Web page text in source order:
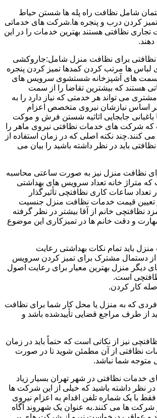
شامل نظافت راه پله ها شستن حیاط
کردن درب و پنجره ها.شرکت های خدماتی
تجاری نظافتی هستند بهترین خدمات را در این
برای نظافت منزل شامل:جاروکشی
ها مرتب کردن کمدها تمیز کردن پنجره
های آشپزخانه شستشوی سرویس های
هستند که بیشترین تقاضا را از سمت
مشتری می تواند هر خدمتی که نیاز دارد را به
اساس نیازشان نیروی متخصص اعزام
جابجایی اثاثیه شستن فرش و موکت
شرکت های خدمات نظافتی نیروی ماهر را
می کنند.چند نکته اصلی که در زمان استفاده از
باید در نظر داشته باشید را بیان می
نظافت منزل نیز به صورت ساعتی محاسبه
متراژ خانه تعداد سرویس های بهداشتی
تعداد ساعات کاری نظافتچی تأثیرگذار
تعیین قیمت خدمات نظافت منزل جنسیت
نظافتچی خانم از آقا بیشتر در نظر گرفته
و دقت خانم ها در تمیزکاری این موضوع
باید تمام نکات بهداشتی رعایت
از دستمال مشترک برای تمیز کردن سرویس
دیگر منزل بهترین معیار برای رعایت اصول
است.
کار کردن.
فردی که به منزل یا محل کار شما برای نظافت
از طرف مراجع قضایی تأییدشده باشد و
نیز از نکاتی است که حتماً باید در زمان
نظافتی از آن مطمئن شوید تا در صورت
متوجه شما نباشد.
خدمات نظافتی در شهر تهران بسیار زیاد
در نظر داشته باشید که خیلی از این شرکت ها
با یک شماره تلفن اقدام به اعزام نیروی
شرکت ها می کنند.به عنوان یک شهروند آگاه